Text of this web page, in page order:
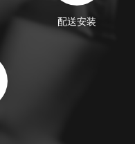
配送安装